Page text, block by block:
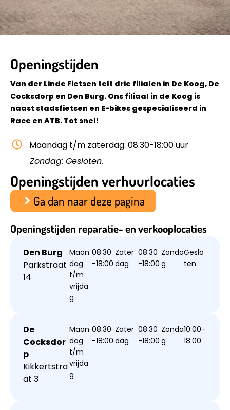
Openingstijden
Van der Linde Fietsen telt drie filialen in De Koog, De
Cocksdorp en Den Burg. Ons filiaal in de Koog is
naast stadsfietsen en E-bikes gespecialiseerd in
Race en ATB. Tot snel!
Maandag t/m zaterdag: 08:30-18:00 uur
Zondag: Gesloten.
Openingstijden verhuurlocaties
Ga dan naar deze pagina
Openingstijden reparatie- en verkooplocaties
Den Burg
Parkstraat
14
Maan
dag
t/m
vrijda
g
08:30
-18:00
Zater
dag
08:30
-18:00
Zonda
g
Geslo
ten
De
Cocksdor
p
Kikkertstra
at 3
Maan
dag
t/m
vrijda
g
08:30
-18:00
Zater
dag
08:30
-18:00
Zonda
g
10:00-
18:00